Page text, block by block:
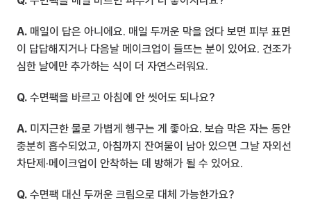
A. 매일이 답은 아니에요. 매일 두꺼운 막을 얹다 보면 피부 표면
이 답답해지거나 다음날 메이크업이 들뜨는 분이 있어요. 건조가
심한 날에만 추가하는 식이 더 자연스러워요.
Q. 수면팩을 바르고 아침에 안 씻어도 되나요?
A. 미지근한 물로 가볍게 헹구는 게 좋아요. 보습 막은 자는 동안
충분히 흡수되었고, 아침까지 잔여물이 남아 있으면 그날 자외선
차단제·메이크업이 안착하는 데 방해가 될 수 있어요.
Q. 수면팩 대신 두꺼운 크림으로 대체 가능한가요?